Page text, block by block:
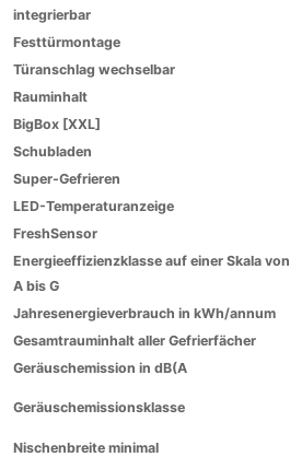
integrierbar
Festtürmontage
Türanschlag wechselbar
Rauminhalt
BigBox [XXL]
Schubladen
Super-Gefrieren
LED-Temperaturanzeige
FreshSensor
Energieeffizienzklasse auf einer Skala von
A bis G
Jahresenergieverbrauch in kWh/annum
Gesamtrauminhalt aller Gefrierfächer
Geräuschemission in dB(A
Geräuschemissionsklasse
Nischenbreite minimal